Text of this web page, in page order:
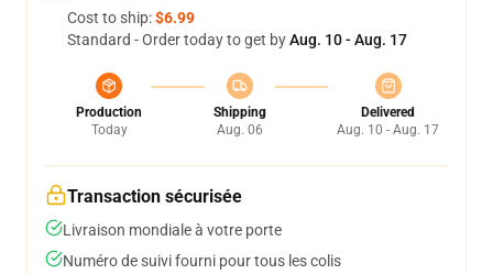
Cost to ship:$6.99
Standard - Order today to get byAug. 10 - Aug. 17
Production
Today
Shipping
Aug. 06
Delivered
Aug. 10 - Aug. 17
Transaction sécurisée
Livraison mondiale à votre porte
Numéro de suivi fourni pour tous les colis